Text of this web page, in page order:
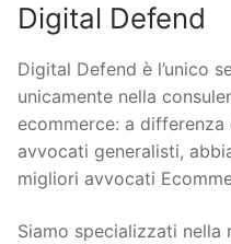
Digital Defend
Digital Defend è l’unico
unicamente nella
ecommerce: a
avvocati generalisti,
migliori avvocati
Siamo specializzati nella